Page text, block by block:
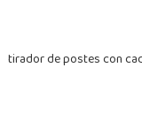
tirador de postes con